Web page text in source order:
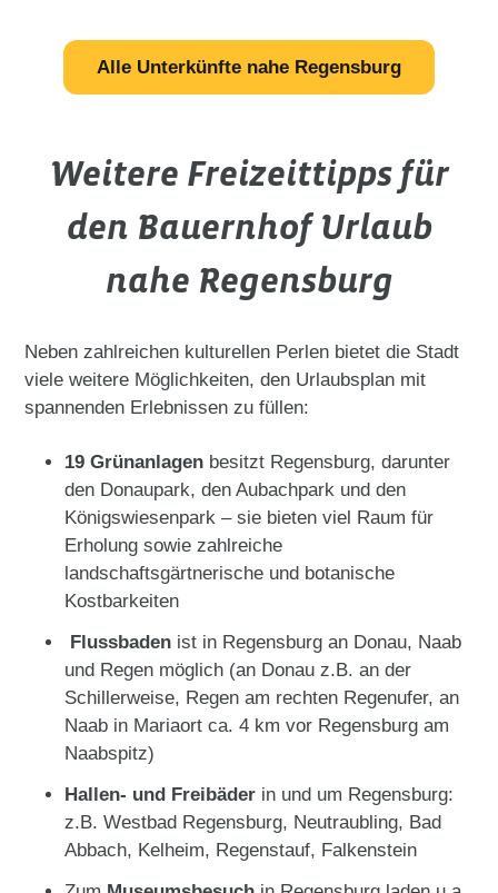
Alle Unterkünfte nahe Regensburg
Weitere Freizeittipps für
den Bauernhof Urlaub
nahe Regensburg
Neben zahlreichen kulturellen Perlen bietet die Stadt
viele weitere Möglichkeiten, den Urlaubsplan mit
spannenden Erlebnissen zu füllen:
19 Grünanlagen besitzt Regensburg, darunter
den Donaupark, den Aubachpark und den
Königswiesenpark – sie bieten viel Raum für
Erholung sowie zahlreiche
landschaftsgärtnerische und botanische
Kostbarkeiten
Flussbaden ist in Regensburg an Donau, Naab
und Regen möglich (an Donau z.B. an der
Schillerweise, Regen am rechten Regenufer, an
Naab in Mariaort ca. 4 km vor Regensburg am
Naabspitz)
Hallen- und Freibäder in und um Regensburg:
z.B. Westbad Regensburg, Neutraubling, Bad
Abbach, Kelheim, Regenstauf, Falkenstein